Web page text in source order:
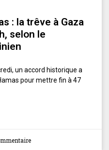
: la trêve à Gaza
selon le
un accord historique a
pour mettre fin à 47